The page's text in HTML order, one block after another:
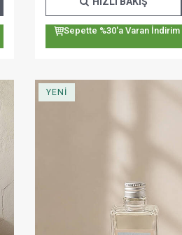
Sepette %30'a Varan İndirim
YENİ